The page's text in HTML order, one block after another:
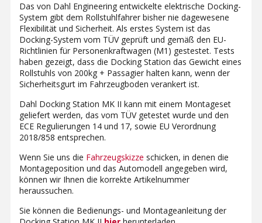
Das von Dahl Engineering entwickelte elektrische Docking-
System gibt dem Rollstuhlfahrer bisher nie dagewesene
Flexibilität und Sicherheit. Als erstes System ist das
Docking-System vom TÜV geprüft und gemäß den EU-
Richtlinien für Personenkraftwagen (M1) gestestet. Tests
haben gezeigt, dass die Docking Station das Gewicht eines
Rollstuhls von 200kg + Passagier halten kann, wenn der
Sicherheitsgurt im Fahrzeugboden verankert ist.
Dahl Docking Station MK II kann mit einem Montageset
geliefert werden, das vom TÜV getestet wurde und den
ECE Regulierungen 14 und 17, sowie EU Verordnung
2018/858 entsprechen.
Wenn Sie uns die Fahrzeugskizze schicken, in denen die
Montageposition und das Automodell angegeben wird,
können wir Ihnen die korrekte Artikelnummer
heraussuchen.
Sie können die Bedienungs- und Montageanleitung der